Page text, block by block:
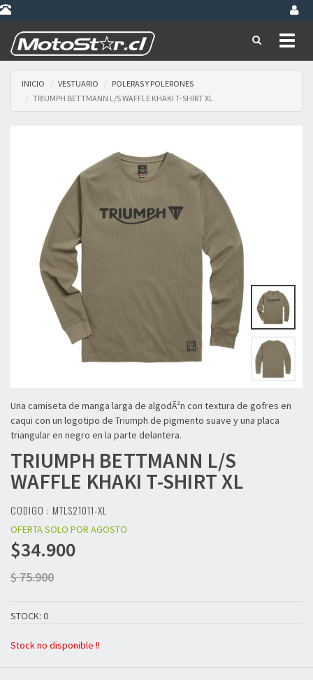
INICIO VESTUARIO
POLERAS Y POLERONES
TRIUMPH BETTMANN L/S WAFFLE KHAKI T-SHIRT XL
Una camiseta de manga larga de algodÃ³n con textura de gofres en
caqui con un logotipo de Triumph de pigmento suave y una placa
triangular en negro en la parte delantera.
TRIUMPH BETTMANN L/S
WAFFLE KHAKI T-SHIRT XL
CODIGO : MTLS21011-XL
OFERTA SOLO POR AGOSTO
$34.900
$ 75.900
STOCK: 0
Stock no disponible !!